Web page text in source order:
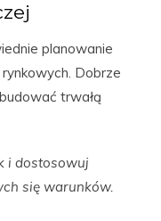
planowanie
Dobrze
trwałą
i dostosowuj
się warunków.